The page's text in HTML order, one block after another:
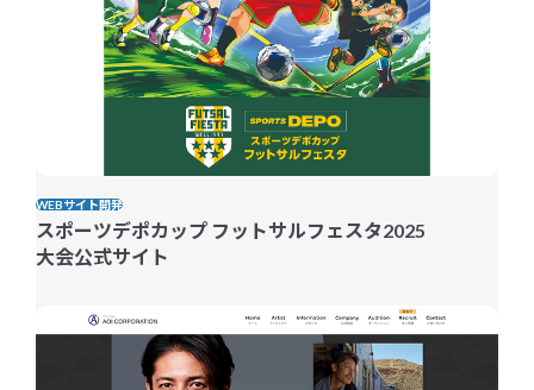
WEBサイト開発
スポーツデポカップ フットサルフェスタ2025
大会公式サイト